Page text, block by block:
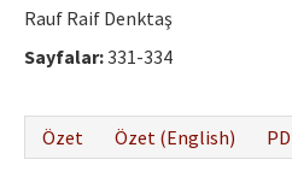
Rauf Raif Denktaş
Sayfalar:331-334
Özet
Özet (English)